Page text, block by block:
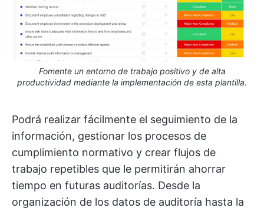
Fomente un entorno de trabajo positivo y de alta
productividad mediante la implementación de esta plantilla.
Podrá realizar fácilmente el seguimiento de la
información, gestionar los procesos de
cumplimiento normativo y crear flujos de
trabajo repetibles que le permitirán ahorrar
tiempo en futuras auditorías. Desde la
organización de los datos de auditoría hasta la